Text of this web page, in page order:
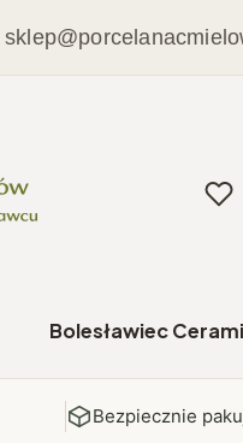
Bolesławiec
Bezpiecznie